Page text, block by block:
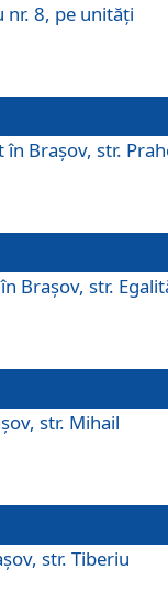
nr. 8, pe unităţi
Braşov, str.
Braşov, str.
str. Mihail
str. Tiberiu